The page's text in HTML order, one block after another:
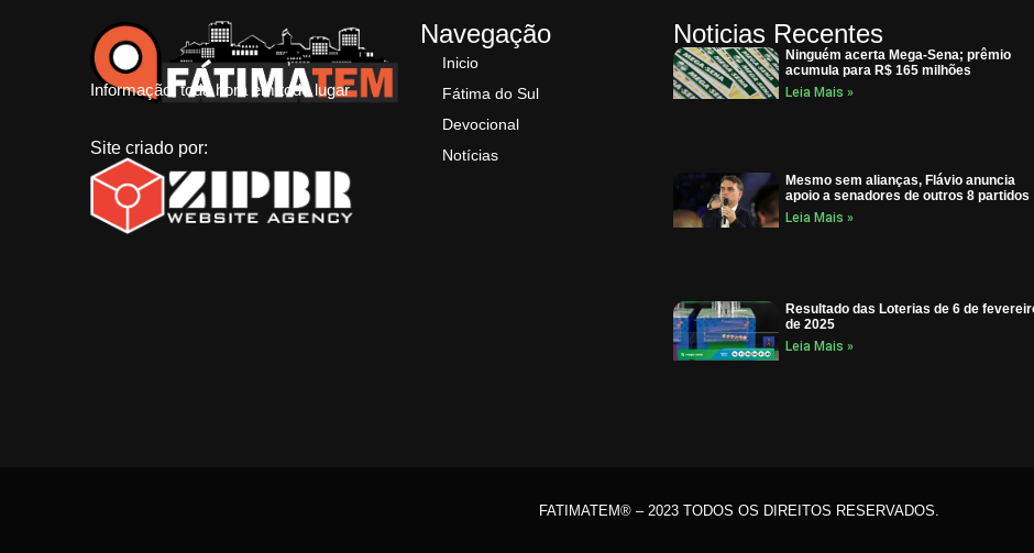
Informação, toda hora em todo lugar
Site criado por:
Navegação
Inicio
Fátima do Sul
Devocional
Notícias
Noticias Recentes
Ninguém acerta Mega-Sena; prêmio
acumula para R$ 165 milhões
Leia Mais »
Mesmo sem alianças, Flávio anuncia
apoio a senadores de outros 8 partidos
Leia Mais »
Resultado das Loterias de 6 de
de 2025
Leia Mais »
FATIMATEM® – 2023 TODOS OS DIREITOS RESERVADOS.